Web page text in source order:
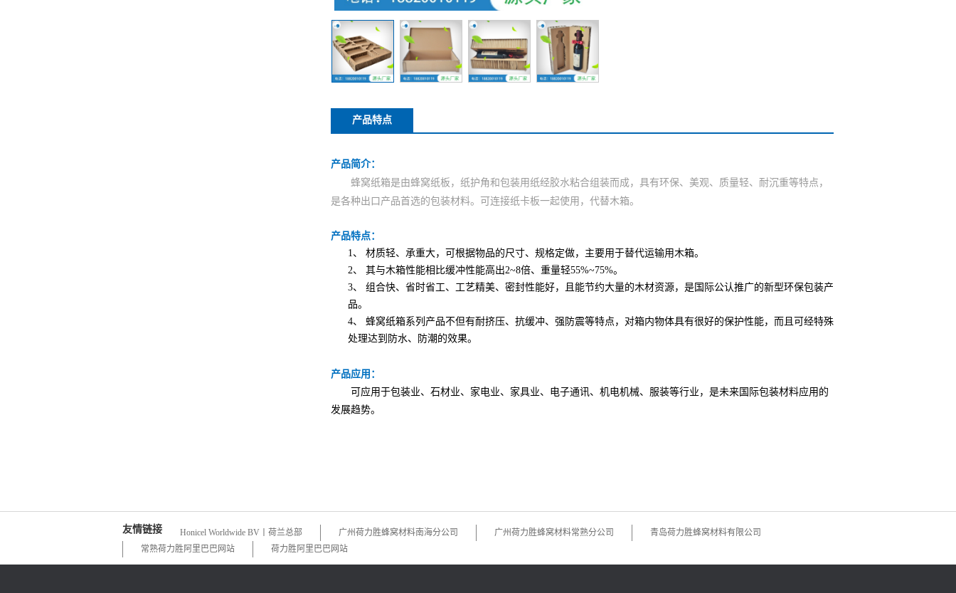
产品特点
产品简介：
蜂窝纸箱是由蜂窝纸板，纸护角和包装用纸经胶水粘合组装而成，具有环保、美观、质量轻、耐沉重等特点，
是各种出口产品首选的包装材料。可连接纸卡板一起使用，代替木箱。
产品特点：
1、 材质轻、承重大，可根据物品的尺寸、规格定做，主要用于替代运输用木箱。
2、 其与木箱性能相比缓冲性能高出2~8倍、重量轻55%~75%。
3、 组合快、省时省工、工艺精美、密封性能好，且能节约大量的木材资源，是国际公认推广的新型环保包装产
品。
4、 蜂窝纸箱系列产品不但有耐挤压、抗缓冲、强防震等特点，对箱内物体具有很好的保护性能，而且可经特殊
处理达到防水、防潮的效果。
产品应用：
可应用于包装业、石材业、家电业、家具业、电子通讯、机电机械、服装等行业 ， 是未来国际包装材料应用的
发展趋势。
友情链接 Honicel Worldwide BV丨荷兰总部 广州荷力胜蜂窝材料南海分公司 广州荷力胜蜂窝材料常熟分公司
青岛荷力胜蜂窝材料有限公司
常熟荷力胜阿里巴巴网站
荷力胜阿里巴巴网站